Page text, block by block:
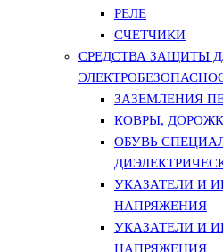
РЕЛЕ
СЧЕТЧИКИ
СРЕДСТВА ЗАЩИТЫ
ЗАЗЕМЛЕНИЯ
КОВРЫ,
ОБУВЬ
УКАЗАТЕЛИ И
НАПРЯЖЕНИЯ
УКАЗАТЕЛИ И
НАПРЯЖЕНИЯ